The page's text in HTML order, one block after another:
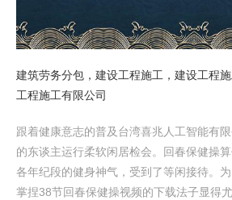
建筑劳务分包，建设工程施工，建设工程
工程施工有限公司
跟着健康意志的普及台湾喜兆人工智能有
的东谈主运行柔软闲居检会。回春保健操
各年纪段的健身神气，受到了等闲接待。
掌捏38节回春保健操视频的下载法子显得尤